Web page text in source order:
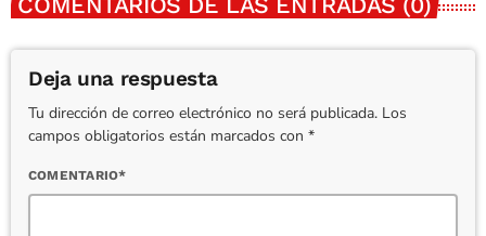
Deja una respuesta
Tu dirección de correo electrónico no será publicada. Los
campos obligatorios están marcados con *
COMENTARIO*